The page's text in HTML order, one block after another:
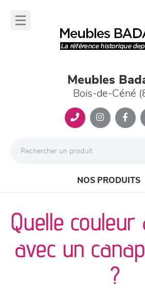
Meubles
Bois-de-Céné
NOS PRODUITS
canapés et fauteuils
séjours
Quelle
avec un
?